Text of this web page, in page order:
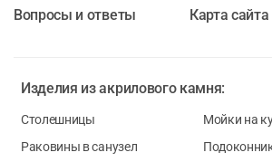
Вопросы и ответы
Карта сайта
Изделия изакрилового камня:
Столешницы
Мойки на
Раковины в санузел